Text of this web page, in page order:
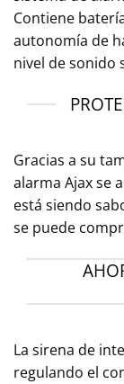
Contiene
autonomía de
nivel de sonido
Gracias a su
alarma Ajax se
está siendo
se puede
La sirena de
regulando el